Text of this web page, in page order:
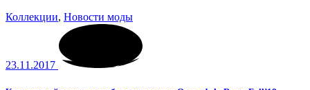
Коллекции, Новости моды
23.11.2017